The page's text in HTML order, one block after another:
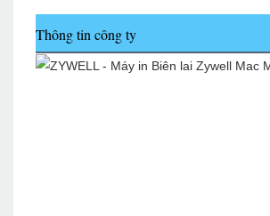
Thông tin công ty